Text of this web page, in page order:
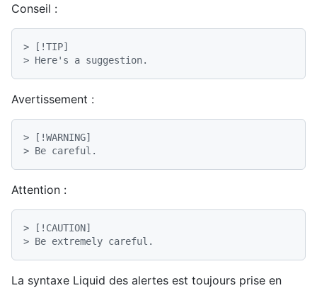
Conseil :
> [!TIP]
> Here's a suggestion.
Avertissement :
> [!WARNING]
> Be careful.
Attention :
> [!CAUTION]
> Be extremely careful.
La syntaxe Liquid des alertes est toujours prise en